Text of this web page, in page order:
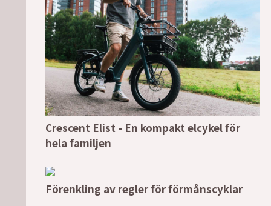
Crescent Elist - En kompakt elcykel för
hela familjen
Förenkling av regler för förmånscyklar